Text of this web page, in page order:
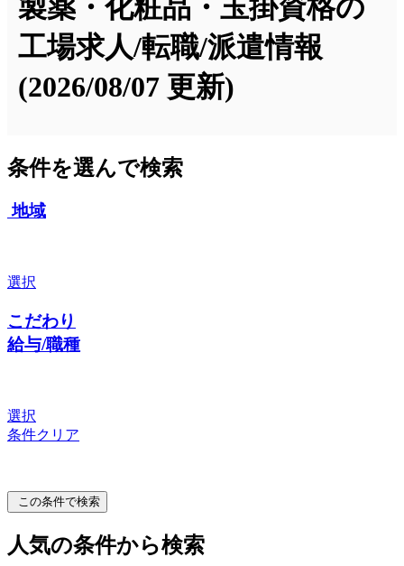
製薬・化粧品・玉掛資格の
工場求人/転職/派遣情報
(2026/08/07 更新)
条件を選んで検索
地域
選択
こだわり
給与/職種
選択
条件クリア
この条件で検索
人気の条件から検索